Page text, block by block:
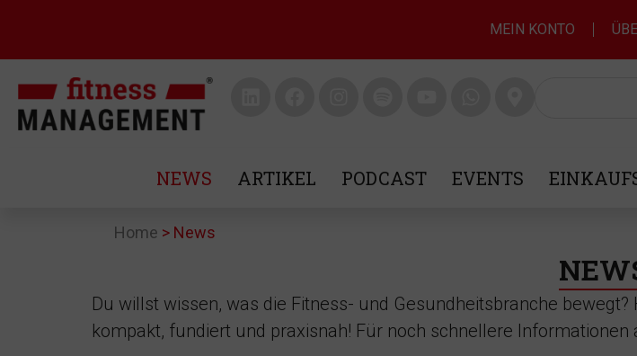
MEIN KONTO
NEWS ARTIKEL PODCAST EVENTS
Home > News
Du willst wissen, was die Fitness- und Gesundheitsbranche
kompakt, fundiert und praxisnah! Für noch schnellere Informationen